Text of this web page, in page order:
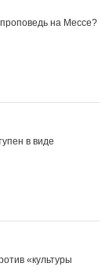
на Мессе?
в виде
«культуры